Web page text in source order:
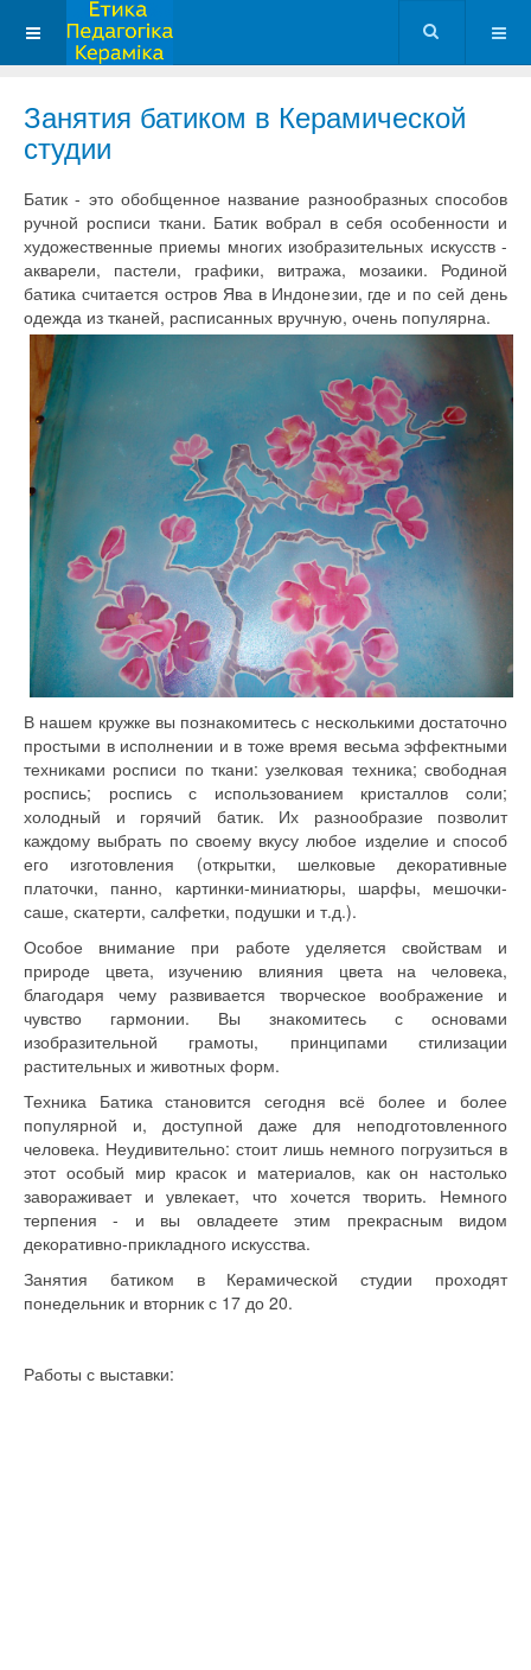
Занятия батиком в Керамической
студии
Батик - это обобщенное название разнообразных способов
ручной росписи ткани. Батик вобрал в себя особенности и
художественные приемы многих изобразительных искусств -
акварели, пастели, графики, витража, мозаики. Родиной
батика считается остров Ява в Индонезии, где и по сей день
одежда из тканей, расписанных вручную, очень популярна.
В нашем кружке вы познакомитесь с несколькими достаточно
простыми в исполнении и в тоже время весьма эффектными
техниками росписи по ткани: узелковая техника; свободная
роспись; роспись с использованием кристаллов соли;
холодный и горячий батик. Их разнообразие позволит
каждому выбрать по своему вкусу любое изделие и способ
его изготовления (открытки, шелковые декоративные
платочки, панно, картинки-миниатюры, шарфы, мешочки-
саше, скатерти, салфетки, подушки и т.д.).
Особое внимание при работе уделяется свойствам и
природе цвета, изучению влияния цвета на человека,
благодаря чему развивается творческое воображение и
чувство гармонии. Вы знакомитесь с основами
изобразительной грамоты, принципами стилизации
растительных и животных форм.
Техника Батика становится сегодня всё более и более
популярной и, доступной даже для неподготовленного
человека. Неудивительно: стоит лишь немного погрузиться в
этот особый мир красок и материалов, как он настолько
завораживает и увлекает, что хочется творить. Немного
терпения - и вы овладеете этим прекрасным видом
декоративно-прикладного искусства.
Занятия батиком в Керамической студии проходят
понедельник и вторник с 17 до 20.
Работы с выставки: